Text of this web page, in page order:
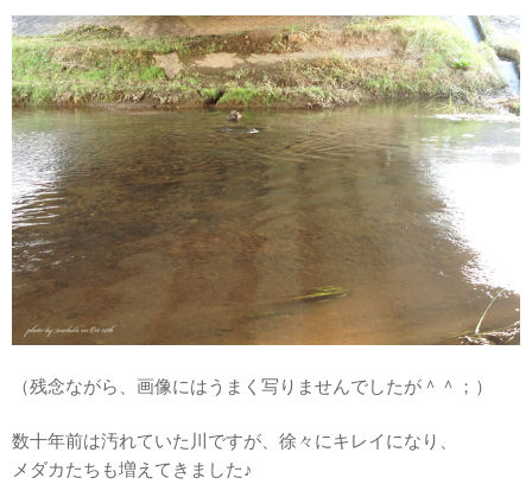
（残念ながら、画像にはうまく写りませんでしたが＾＾；）
数十年前は汚れていた川ですが、徐々にキレイになり、
メダカたちも増えてきました♪